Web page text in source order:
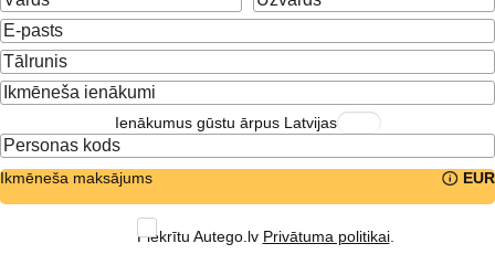
Ienākumus gūstu ārpus Latvijas
Ikmēneša maksājums EUR
Piekrītu Autego.lv Privātuma politikai.